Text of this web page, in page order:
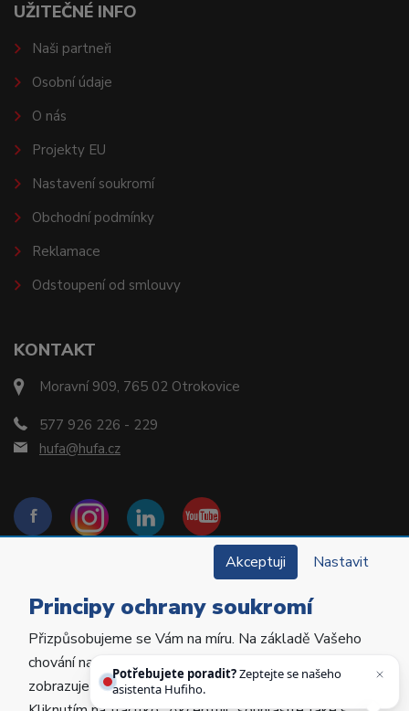
KONTAKT
Moravní 909, 765 02 Otrokovice
577 926 226 - 229
hufa@hufa.cz
UŽITEČNÉ INFO
Naši partneři
Osobní údaje
O nás
Projekty EU
Nastavení soukromí
Obchodní podmínky
Reklamace
Odstoupení od smlouvy
Copyright © 2022 Hu-Fa Dental a.s. Všechna práva
vyhrazena.
Akceptuji Nastavit
Principy ochrany soukromí
Přizpůsobujeme se Vám na míru. Na základě Vašeho
chování na webu personalizujeme jeho obsah a
zobrazujeme Vám relevantní nabídky a produkty.
Potřebujete poradit?Zeptejte se našeho
asistenta Hufiho.